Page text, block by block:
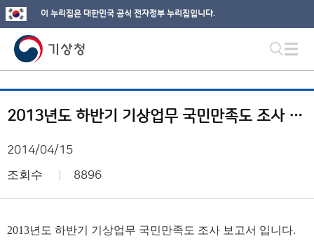
이 누리집은 대한민국 공식 전자정부 누리집입니다.
2013년도 하반기 기상업무 국민만족도 조사 보고서
2014/04/15
조회수 8896
2013년도 하반기 기상업무 국민만족도 조사 보고서 입니다.